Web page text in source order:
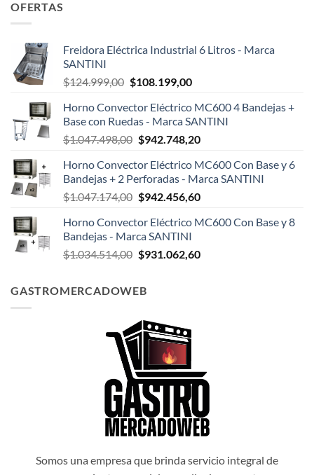
OFERTAS
Freidora Eléctrica Industrial 6 Litros - Marca
SANTINI
$124.999,00 El
original
era:
$124.999,00.
$108.199,00El
actual
es:
$108.199,00.
Horno Convector Eléctrico MC600 4 Bandejas +
Base con Ruedas - Marca SANTINI
$1.047.498,00 El
original
era:
$1.047.498,00.
$942.748,20El
actual
es:
$942.748,20.
Horno Convector Eléctrico MC600 Con Base y 6
Bandejas + 2 Perforadas - Marca SANTINI
$1.047.174,00 El
original
era:
$1.047.174,00.
$942.456,60El
actual
$942.456,60.
Horno Convector Eléctrico MC600 Con Base y 8
Bandejas - Marca SANTINI
$1.034.514,00 El
era:
$931.062,60El
GASTROMERCADOWEB
Somos una empresa que brinda servicio integral de